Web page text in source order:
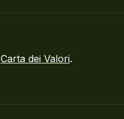
Carta dei Valori.